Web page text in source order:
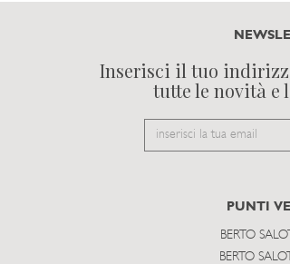
Inserisci il tuo
tutte le novità e
Email
PUNTI
BERTO
BERTO